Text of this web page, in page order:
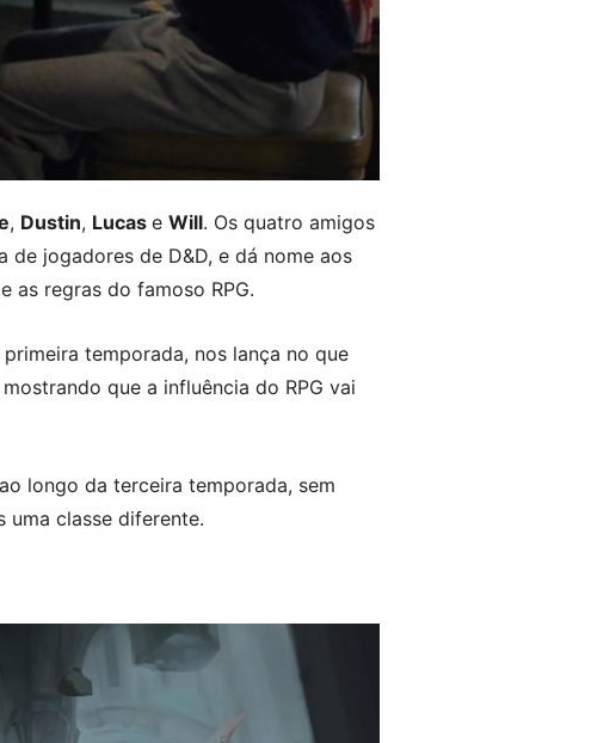
, Dustin, Lucas e Will. Os quatro amigos
de jogadores de D&D, e dá nome aos
as regras do famoso RPG.
temporada, nos lança no que
que a influência do RPG vai
longo da terceira temporada, sem
uma classe diferente.